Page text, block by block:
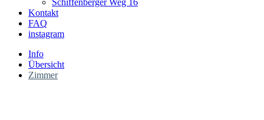
Schiffenberger Weg 16
Kontakt
FAQ
instagram
Info
Übersicht
Zimmer